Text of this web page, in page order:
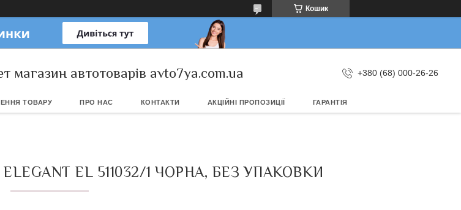
Кошик
магазин автотоварів avto7ya.com.ua +380 (68) 000-26-26
ТОВАРУ ПРО НАС КОНТАКТИ АКЦІЙНІ ПРОПОЗИЦІЇ ГАРАНТІЯ
EL 511032/1 ЧОРНА, БЕЗ УПАКОВКИ